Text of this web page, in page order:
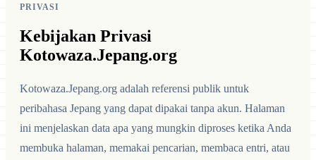
PRIVASI
Kebijakan Privasi
Kotowaza.Jepang.org
Kotowaza.Jepang.org adalah referensi publik untuk
peribahasa Jepang yang dapat dipakai tanpa akun. Halaman
ini menjelaskan data apa yang mungkin diproses ketika Anda
membuka halaman, memakai pencarian, membaca entri, atau